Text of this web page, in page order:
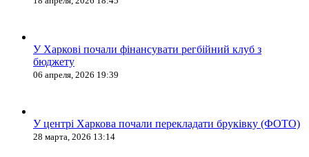
У Харкові почали фінансувати регбійний клуб з
бюджету
06 апреля, 2026 19:39
У центрі Харкова почали перекладати бруківку (ФОТО)
28 марта, 2026 13:14